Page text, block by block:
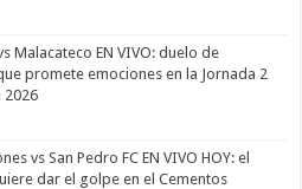
Malacateco EN VIVO: duelo de
promete emociones en la Jornada 2
2026
vs San Pedro FC EN VIVO HOY: el
dar el golpe en el Cementos